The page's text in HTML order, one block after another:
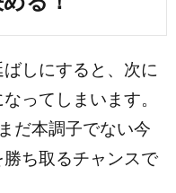
ばしにすると、次に
ってしまいます。
だ本調子でない今
ち取るチャンスで